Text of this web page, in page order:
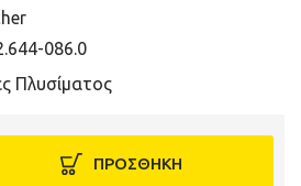
086.0
Πλυσίματος
ΠΡΟΣΘΗΚΗ